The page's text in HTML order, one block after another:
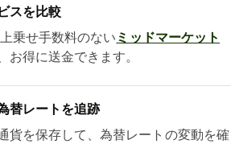
スを比較
乗せ手数料のない ミッドマーケット
お得に送金できます。
替レートを追跡
貨を保存して、為替レートの変動を確